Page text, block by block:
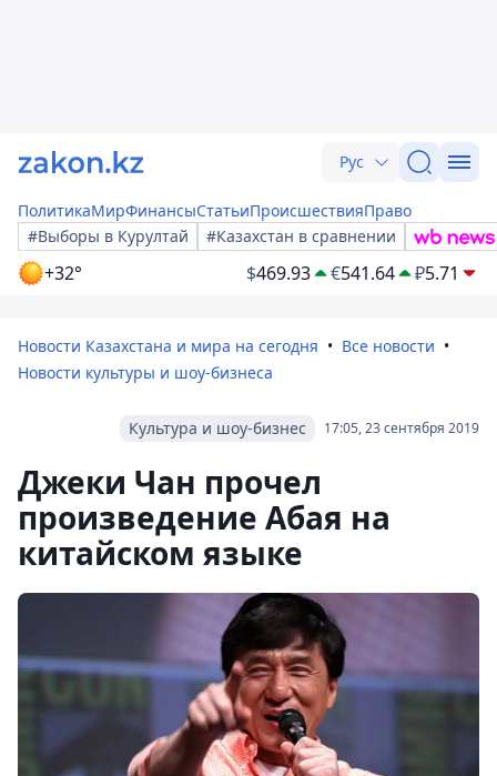
Рус
ПолитикаМирФинансыСтатьиПроисшествияПраво
#Выборы в Курултай
#Казахстан в сравнении
+32° $469.93 €541.64 ₽5.71
Новости Казахстана и мира на сегодня
Все новости
Новости культуры и шоу-бизнеса
17:05, 23 сентября 2019
Культура и шоу-бизнес
Джеки Чан прочел
произведение Абая на
китайском языке